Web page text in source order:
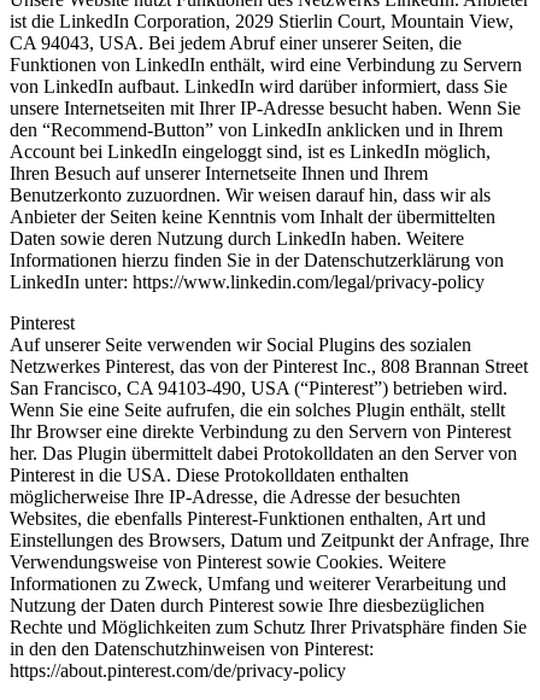
ist die LinkedIn Corporation, 2029 Stierlin Court, Mountain View,
CA 94043, USA. Bei jedem Abruf einer unserer Seiten, die
Funktionen von LinkedIn enthält, wird eine Verbindung zu Servern
von LinkedIn aufbaut. LinkedIn wird darüber informiert, dass Sie
unsere Internetseiten mit Ihrer IP-Adresse besucht haben. Wenn Sie
den “Recommend-Button” von LinkedIn anklicken und in Ihrem
Account bei LinkedIn eingeloggt sind, ist es LinkedIn möglich,
Ihren Besuch auf unserer Internetseite Ihnen und Ihrem
Benutzerkonto zuzuordnen. Wir weisen darauf hin, dass wir als
Anbieter der Seiten keine Kenntnis vom Inhalt der übermittelten
Daten sowie deren Nutzung durch LinkedIn haben. Weitere
Informationen hierzu finden Sie in der Datenschutzerklärung von
LinkedIn unter: https://www.linkedin.com/legal/privacy-policy
Pinterest
Auf unserer Seite verwenden wir Social Plugins des sozialen
Netzwerkes Pinterest, das von der Pinterest Inc., 808 Brannan Street
San Francisco, CA 94103-490, USA (“Pinterest”) betrieben wird.
Wenn Sie eine Seite aufrufen, die ein solches Plugin enthält, stellt
Ihr Browser eine direkte Verbindung zu den Servern von Pinterest
her. Das Plugin übermittelt dabei Protokolldaten an den Server von
Pinterest in die USA. Diese Protokolldaten enthalten
möglicherweise Ihre IP-Adresse, die Adresse der besuchten
Websites, die ebenfalls Pinterest-Funktionen enthalten, Art und
Einstellungen des Browsers, Datum und Zeitpunkt der Anfrage, Ihre
Verwendungsweise von Pinterest sowie Cookies. Weitere
Informationen zu Zweck, Umfang und weiterer Verarbeitung und
Nutzung der Daten durch Pinterest sowie Ihre diesbezüglichen
Rechte und Möglichkeiten zum Schutz Ihrer Privatsphäre finden Sie
in den den Datenschutzhinweisen von Pinterest:
https://about.pinterest.com/de/privacy-policy